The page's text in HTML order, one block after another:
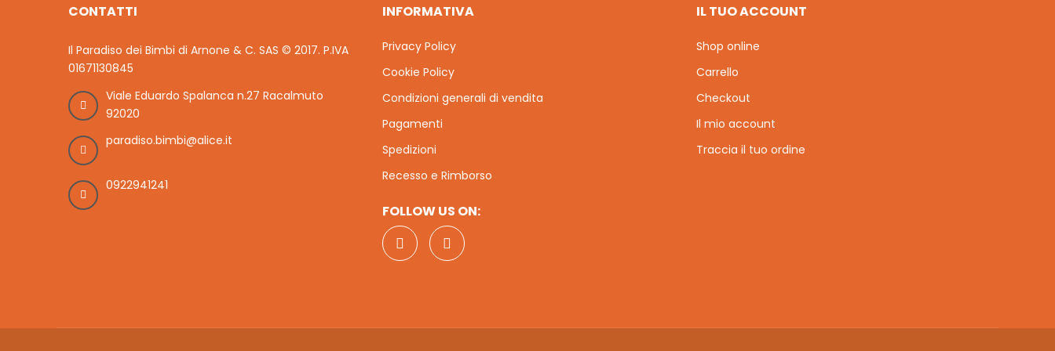
CONTATTI
Il Paradiso dei Bimbi di Arnone & C. SAS © 2017. P.IVA
01671130845
Viale Eduardo Spalanca n.27 Racalmuto
92020
paradiso.bimbi@alice.it
0922941241
INFORMATIVA
Privacy Policy
Cookie Policy
Condizioni generali di vendita
Pagamenti
Spedizioni
Recesso e Rimborso
FOLLOW US ON:
IL TUO ACCOUNT
Shop online
Carrello
Checkout
Il mio account
Traccia il tuo ordine